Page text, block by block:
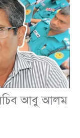
সচিব আবু আলম